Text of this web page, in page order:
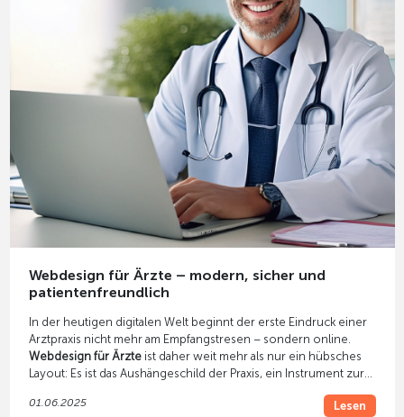
Webdesign für Ärzte – modern, sicher und
patientenfreundlich
In der heutigen digitalen Welt beginnt der erste Eindruck einer
Arztpraxis nicht mehr am Empfangstresen – sondern online.
Webdesign für Ärzteist daher weit mehr als nur ein hübsches
Layout: Es ist das Aushängeschild der Praxis, ein Instrument zur
Praxiskommunikation.
01.06.2025 Lesen